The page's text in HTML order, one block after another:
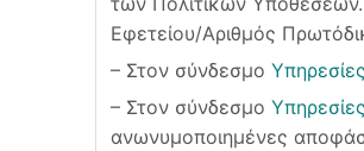
Εφετείου/Αριθμός
– Στον σύνδεσμο
– Στον σύνδεσμο
ανωνυμοποιημένες